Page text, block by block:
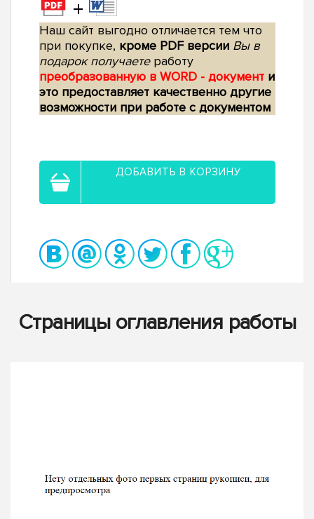
+
Наш сайт выгодно отличается тем что
при покупке, кроме PDF версии Вы в
подарок получаетеработу
преобразованную в WORD - документ и
это предоставляет качественно другие
возможности при работе с документом
ДОБАВИТЬ В КОРЗИНУ
Страницы оглавления работы